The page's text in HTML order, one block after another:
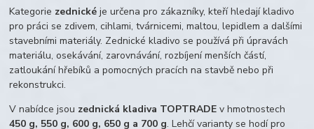
Kategorie zednické je určena pro zákazníky, kteří hledají kladivo
pro práci se zdivem, cihlami, tvárnicemi, maltou, lepidlem a dalšími
stavebními materiály. Zednické kladivo se používá při úpravách
materiálu, osekávání, zarovnávání, rozbíjení menších částí,
zatloukání hřebíků a pomocných pracích na stavbě nebo při
rekonstrukci.
V nabídce jsou zednická kladiva TOPTRADE v hmotnostech
450 g, 550 g, 600 g, 650 g a 700 g. Lehčí varianty se hodí pro